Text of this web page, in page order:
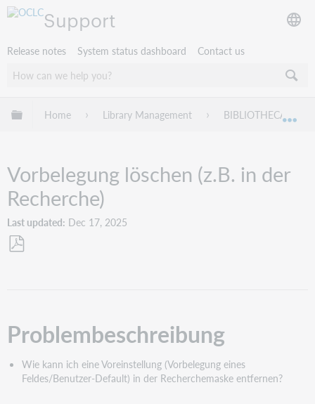
Support
Release notes System status dashboard Contact us
Expand/collapse global hierarchy
Home Library Management BIBLIOTHECA
Vorbelegung löschen (z.B. in der
Recherche)
Last updated Dec 17, 2025
Problembeschreibung
Wie kann ich eine Voreinstellung (Vorbelegung eines
Feldes/Benutzer-Default) in der Recherchemaske entfernen?